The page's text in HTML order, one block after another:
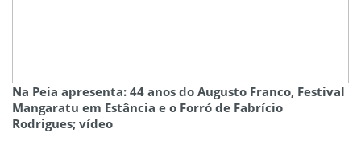
Na Peia apresenta: 44 anos do Augusto Franco, Festival
Mangaratu em Estância e o Forró de Fabrício
Rodrigues; vídeo